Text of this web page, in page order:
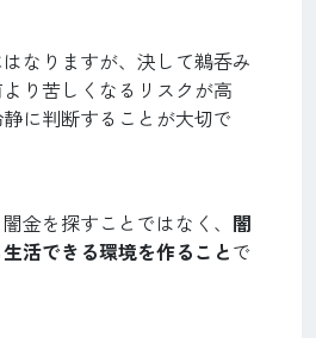
なりますが、決して鵜呑み
り苦しくなるリスクが高
に判断することが大切で
金を探すことではなく、 闇
活できる環境を作ることで